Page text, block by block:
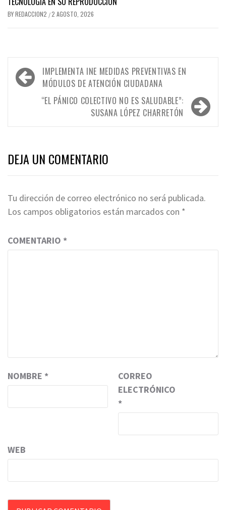
BYREDACCION2 /2 AGOSTO, 2026
Navegación
de
entradas
IMPLEMENTA INE MEDIDAS PREVENTIVAS EN
MÓDULOS DE ATENCIÓN CIUDADANA
“EL PÁNICO COLECTIVO NO ES SALUDABLE”:
SUSANA LÓPEZ CHARRETÓN
DEJA UN COMENTARIO
Tu dirección de correo electrónico no será publicada.
Los campos obligatorios están marcados con *
COMENTARIO *
NOMBRE *
CORREO
ELECTRÓNICO
*
WEB